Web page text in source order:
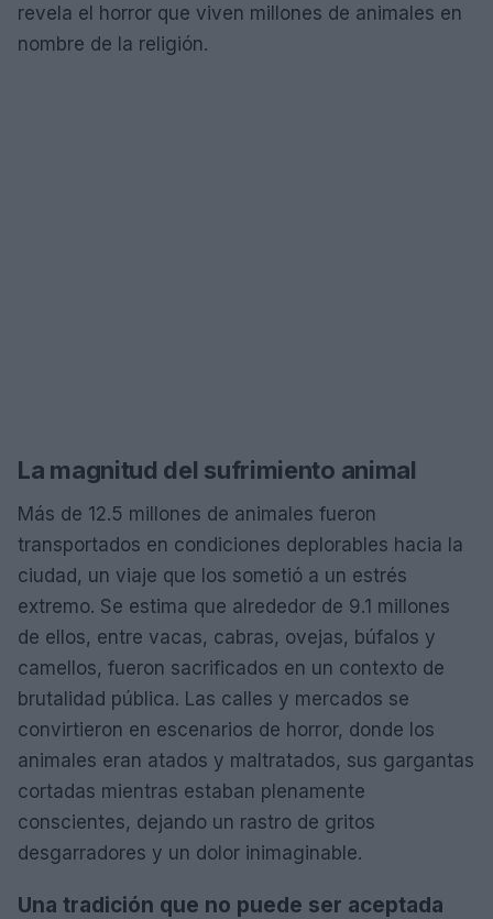
revela el horror que viven millones de animales en
nombre de la religión.
La magnitud del sufrimiento animal
Más de 12.5 millones de animales fueron
transportados en condiciones deplorables hacia la
ciudad, un viaje que los sometió a un estrés
extremo. Se estima que alrededor de 9.1 millones
de ellos, entre vacas, cabras, ovejas, búfalos y
camellos, fueron sacrificados en un contexto de
brutalidad pública. Las calles y mercados se
convirtieron en escenarios de horror, donde los
animales eran atados y maltratados, sus gargantas
cortadas mientras estaban plenamente
conscientes, dejando un rastro de gritos
desgarradores y un dolor inimaginable.
Una tradición que no puede ser aceptada